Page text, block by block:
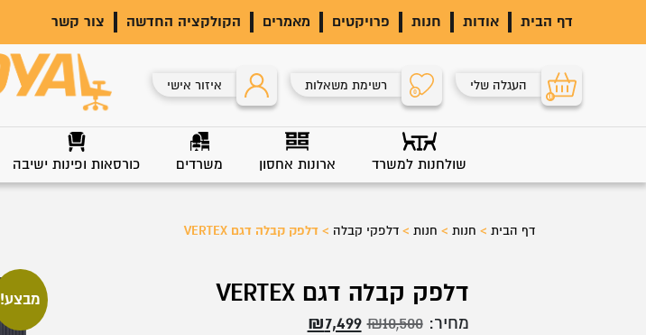
דף הבית אודות חנות פרויקטים מאמרים הקולקציה החדשה צור קשר
0
העגלה שלי 0 רשימת משאלות איזור אישי
שולחנות למשרד ארונות אחסון משרדים כורסאות ופינות ישיבה
דף הבית> חנות> חנות> דלפקי קבלה > דלפק קבלה דגם VERTEX
דלפק קבלה דגם VERTEX
מחיר: ₪10,500
המחיר₪7,499
מבצע!